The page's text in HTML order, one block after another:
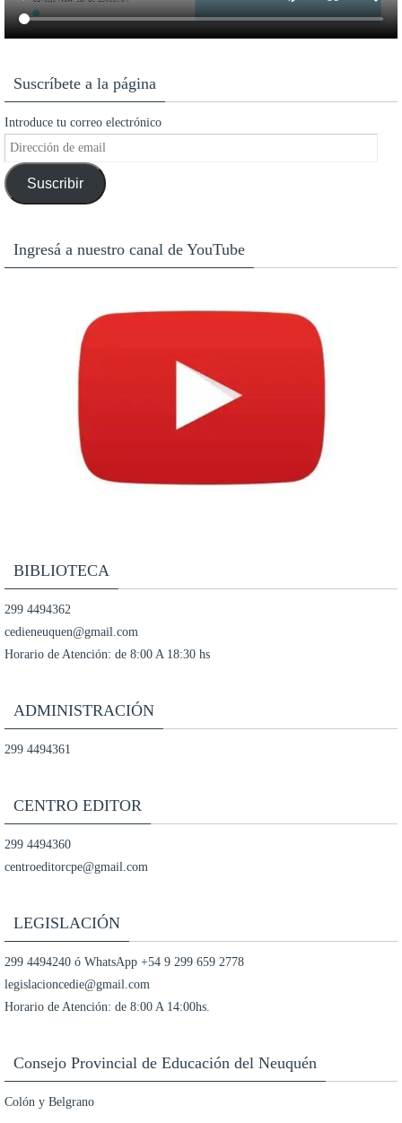
Suscríbete a la página
Introduce tu correo electrónico
Dirección
de
emailSuscribir
Ingresá a nuestro canal de YouTube
BIBLIOTECA
299 4494362
cedieneuquen@gmail.com
Horario de Atención: de 8:00 A 18:30 hs
ADMINISTRACIÓN
299 4494361
CENTRO EDITOR
299 4494360
centroeditorcpe@gmail.com
LEGISLACIÓN
299 4494240 ó WhatsApp +54 9 299 659 2778
legislacioncedie@gmail.com
Horario de Atención: de 8:00 A 14:00hs.
Consejo Provincial de Educación del Neuquén
Colón y Belgrano